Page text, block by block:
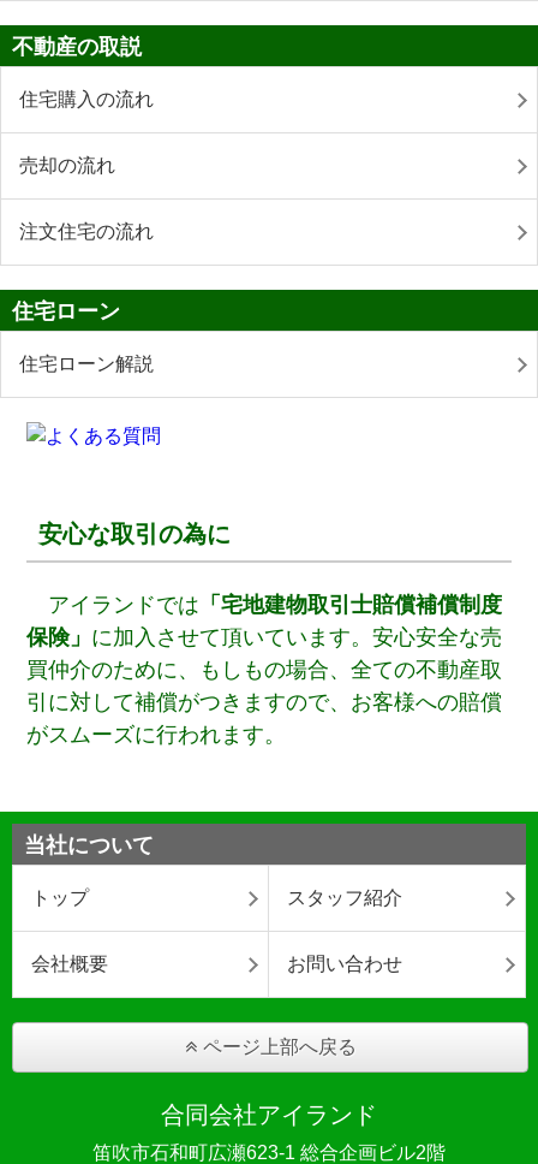
不動産の取説
住宅購入の流れ
売却の流れ
注文住宅の流れ
住宅ローン
住宅ローン解説
安心な取引の為に
アイランドでは 「宅地建物取引士賠償補償制度
保険」 に加入させて頂いています。安心安全な売
買仲介のために、もしもの場合、全ての不動産取
引に対して補償がつきますので、お客様への賠償
がスムーズに行われます。
当社について
トップ スタッフ紹介
会社概要 お問い合わせ
ページ上部へ戻る
合同会社アイランド
笛吹市石和町広瀬623-1 総合企画ビル2階